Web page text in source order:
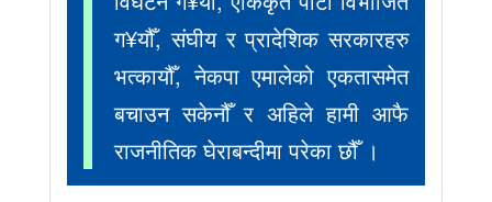
ग¥यौँ, संघीय र प्रादेशिक सरकारहरु
भत्कायौँ, नेकपा एमालेको एकतासमेत
बचाउन सकेनौँ र अहिले हामी आफै
राजनीतिक घेराबन्दीमा परेका छौँ ।